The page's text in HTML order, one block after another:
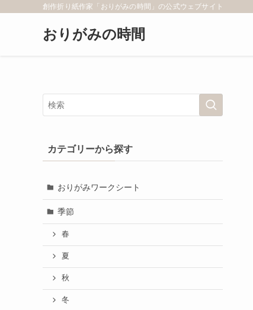
創作折り紙作家「おりがみの時間」の公式ウェブサイト
おりがみの時間
カテゴリーから探す
おりがみワークシート
季節
春
夏
秋
冬